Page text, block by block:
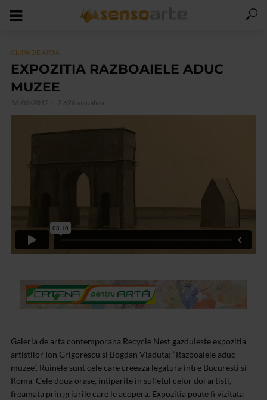
CLIPA DE ARTA
EXPOZITIA RAZBOAIELE ADUC
MUZEE
16/03/2012 2.626 vizualizari
Galeria de arta contemporana Recycle Nest gazduieste expozitia
artistilor Ion Grigorescu si Bogdan Vladuta: “Razboaiele aduc
muzee”. Ruinele sunt cele care creeaza legatura intre Bucuresti si
Roma. Cele doua orase, intiparite in sufletul celor doi artisti,
freamata prin griurile care le acopera. Expozitia poate fi vizitata